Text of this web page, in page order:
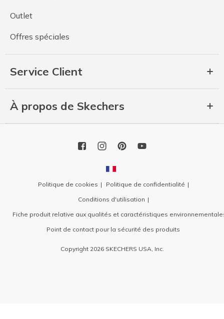
Outlet
Offres spéciales
Service Client
À propos de Skechers
Politique de cookies
Politique de confidentialité
Conditions d'utilisation
Fiche produit relative aux qualités et caractéristiques
Point de contact pour la sécurité des produits
Copyright 2026 SKECHERS USA, Inc.